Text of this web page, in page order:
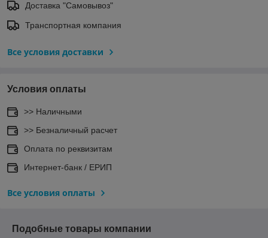
Доставка "Самовывоз"
Транспортная компания
Все условия доставки
Условия оплаты
>> Наличными
>> Безналичный расчет
Оплата по реквизитам
Интернет-банк / ЕРИП
Все условия оплаты
Подобные товары компании